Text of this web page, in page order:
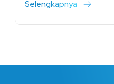
Selengkapnya